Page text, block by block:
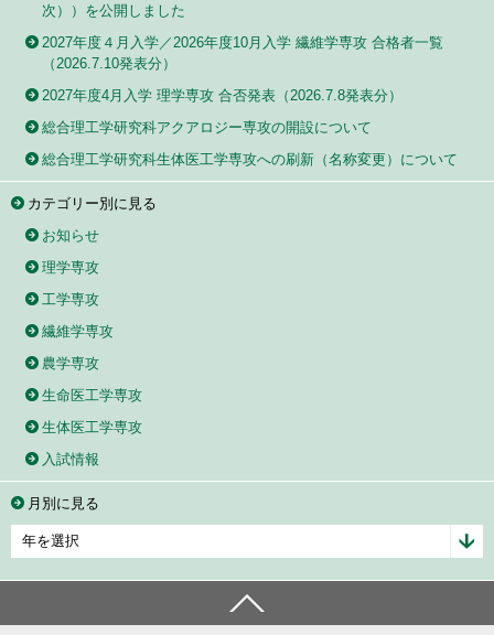
次））を公開しました
2027年度４月入学／2026年度10月入学 繊維学専攻 合格者一覧
（2026.7.10発表分）
2027年度4月入学 理学専攻 合否発表（2026.7.8発表分）
総合理工学研究科アクアロジー専攻の開設について
総合理工学研究科生体医工学専攻への刷新（名称変更）について
カテゴリー別に見る
お知らせ
理学専攻
工学専攻
繊維学専攻
農学専攻
生命医工学専攻
生体医工学専攻
入試情報
月別に見る